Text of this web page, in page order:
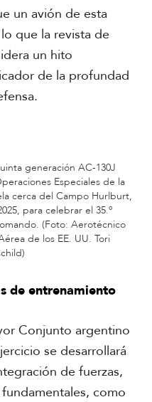
un avión de esta
que la revista de
un hito
de la profundad
generación AC-130J
Especiales de la
cerca del Campo Hurlburt,
para celebrar el 35.º
(Foto: Aerotécnico
de los EE. UU. Tori
de entrenamiento
Conjunto argentino
se desarrollará
de fuerzas,
como